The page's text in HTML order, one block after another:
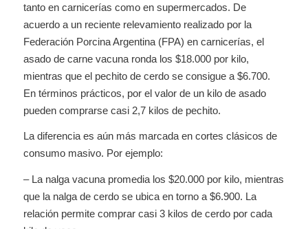
tanto en carnicerías como en supermercados. De
acuerdo a un reciente relevamiento realizado por la
Federación Porcina Argentina (FPA) en carnicerías, el
asado de carne vacuna ronda los $18.000 por kilo,
mientras que el pechito de cerdo se consigue a $6.700.
En términos prácticos, por el valor de un kilo de asado
pueden comprarse casi 2,7 kilos de pechito.
La diferencia es aún más marcada en cortes clásicos de
consumo masivo. Por ejemplo:
– La nalga vacuna promedia los $20.000 por kilo, mientras
que la nalga de cerdo se ubica en torno a $6.900. La
relación permite comprar casi 3 kilos de cerdo por cada